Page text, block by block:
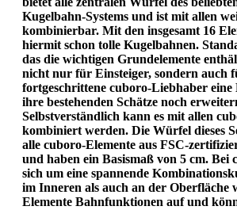
Kugelbahn-Systems und ist mit allen
kombinierbar. Mit den insgesamt 16
hiermit schon tolle Kugelbahnen.
das die wichtigen Grundelemente
nicht nur für Einsteiger, sondern auch
fortgeschrittene cuboro-Liebhaber eine
ihre bestehenden Schätze noch
Selbstverständlich kann es mit allen
kombiniert werden. Die Würfel dieses
alle cuboro-Elemente aus FSC-
und haben ein Basismaß von 5 cm. Bei
sich um eine spannende
im Inneren als auch an der Oberfläche
Elemente Bahnfunktionen auf und